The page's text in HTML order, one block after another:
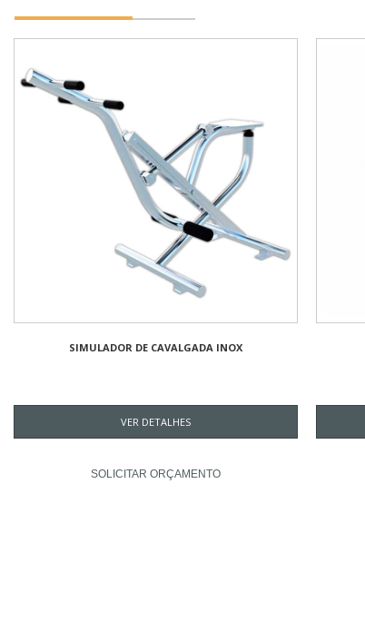
SIMULADOR DE CAVALGADA INOX
VER DETALHES
SOLICITAR ORÇAMENTO